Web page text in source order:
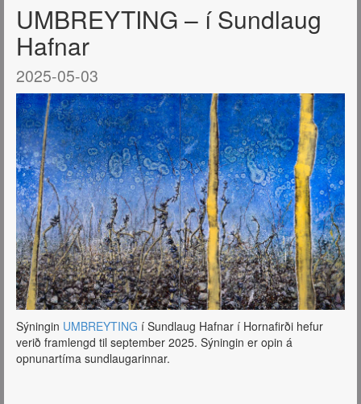
Hágæða prent af málverkum mínum eru nú í boði í tveimur
stærðum: 40x50 cm. og 50x70 cm.
Öll þau málverk sem birtast hér á síðunni má útfæra sem
prentaðar útgáfur og fá sendar hvert sem er í heiminum.
Sjá verð og nánari
upplýsingarhttps://tryggvadottir.com/is/publication/27/
UMBREYTING – í Sundlaug
Hafnar
2025-05-03
Sýningin UMBREYTING í Sundlaug Hafnar í Hornafirði hefur
verið framlengd til september 2025. Sýningin er opin á
opnunartíma sundlaugarinnar.